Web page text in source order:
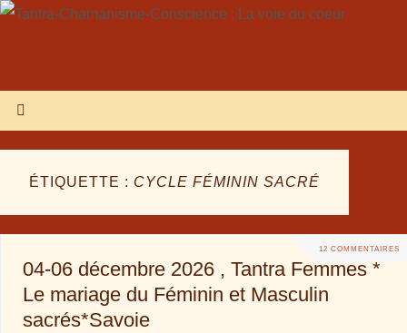
ÉTIQUETTE : CYCLE FÉMININ SACRÉ
12 COMMENTAIRES
04-06 décembre 2026 , Tantra Femmes *
Le mariage du Féminin et Masculin
sacrés*Savoie